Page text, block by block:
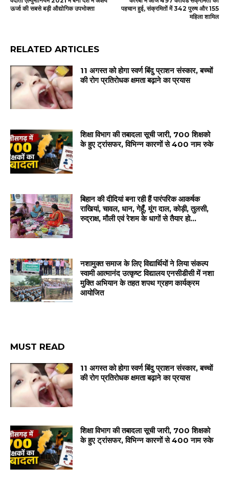
ऊर्जा की सबसे बड़ी औद्योगिक उपभोक्ता
पहचान हुई, संक्रमितों में 342 पुरुष और 155
महिला शामिल
RELATED ARTICLES
11 अगस्त को होगा स्वर्ण बिंदु प्राशन संस्कार, बच्चों
की रोग प्रतिरोधक क्षमता बढ़ाने का प्रयास
शिक्षा विभाग की तबादला सूची जारी, 700 शिक्षको
के हुए ट्रांसफर, विभिन्न कारणों से 400 नाम रुके
बिहान की दीदियां बना रही हैं पारंपरिक आकर्षक
राखियां, चावल, धान, गेहूँ, मूंग दाल, कोड़ी, तुलसी,
रुद्राक्ष, मौली एवं रेशम के धागों से तैयार हो...
नशामुक्त समाज के लिए विद्यार्थियों ने लिया संकल्प
स्वामी आत्मानंद उत्कृष्ट विद्यालय एनसीडीसी में नशा
मुक्ति अभियान के तहत शपथ ग्रहण कार्यक्रम
आयोजित
MUST READ
11 अगस्त को होगा स्वर्ण बिंदु प्राशन संस्कार, बच्चों
की रोग प्रतिरोधक क्षमता बढ़ाने का प्रयास
शिक्षा विभाग की तबादला सूची जारी, 700 शिक्षको
के हुए ट्रांसफर, विभिन्न कारणों से 400 नाम रुके